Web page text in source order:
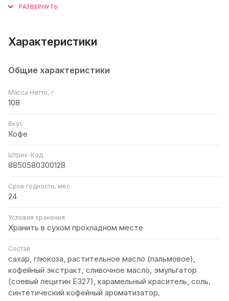
Характеристики
Общие характеристики
Масса Нетто, г
108
Вкус
Кофе
Штрих-Код
8850580300128
Срок годности, мес
24
Условия хранения
Хранить в сухом прохладном месте
Состав
сахар, глюкоза, растительное масло (пальмовое),
кофейный экстракт, сливочное масло, эмульгатор
(соевый лецитин Е327), карамельный краситель, соль,
синтетический кофейный ароматизатор.